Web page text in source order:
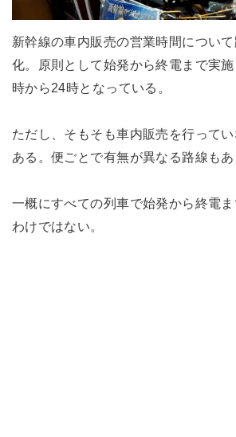
新幹線の車内販売の営業時間につい
化。原則として始発から終電まで実
時から24時となっている。
ただし、そもそも車内販売を行って
ある。便ごとで有無が異なる路線もあ
一概にすべての列車で始発から終電
わけではない。